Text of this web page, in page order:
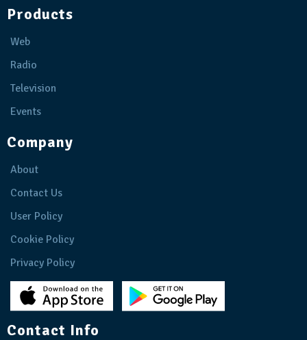
Products
Web
Radio
Television
Events
Company
About
Contact Us
User Policy
Cookie Policy
Privacy Policy
Contact Info